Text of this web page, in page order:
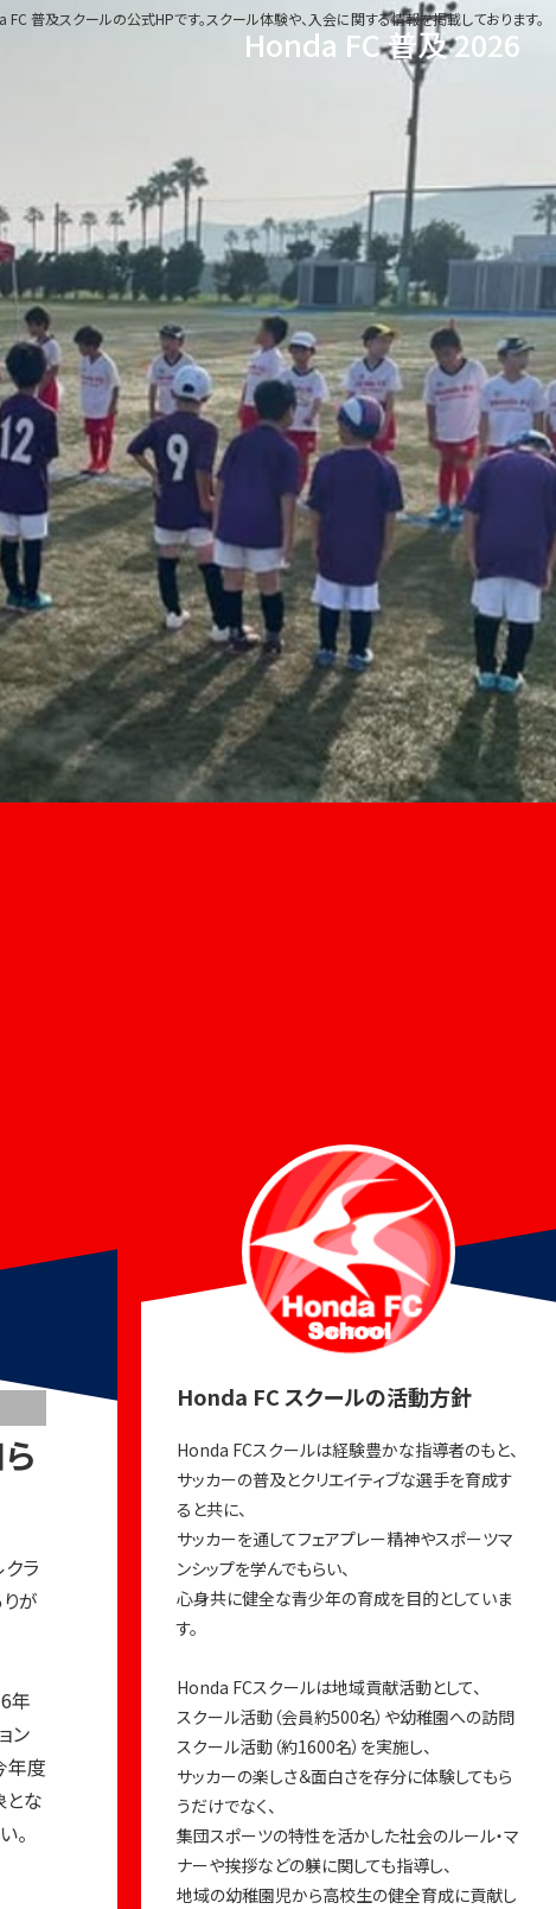
FC 普及スクールの公式HPです。スクール体験や、入会に関する情報を掲載しております。
Honda FC 普及 2026
ラ
が
年
ン
年度
とな
。
Honda FC スクールの活動方針
Honda FCスクールは経験豊かな指導者のもと、
サッカーの普及とクリエイティブな選手を育成す
ると共に、
サッカーを通してフェアプレー精神やスポーツマ
ンシップを学んでもらい、
心身共に健全な青少年の育成を目的としていま
す。
Honda FCスクールは地域貢献活動として、
スクール活動（会員約500名）や幼稚園への訪問
スクール活動（約1600名）を実施し、
サッカーの楽しさ＆面白さを存分に体験してもら
うだけでなく、
集団スポーツの特性を活かした社会のルール・マ
ナーや挨拶などの躾に関しても指導し、
地域の幼稚園児から高校生の健全育成に貢献し